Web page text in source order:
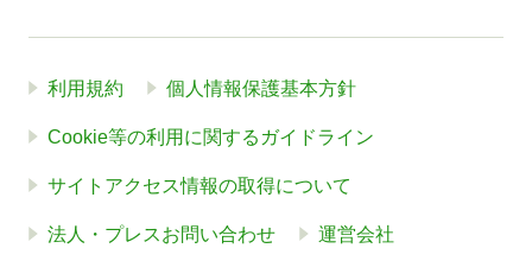
利用規約 個人情報保護基本方針
Cookie等の利用に関するガイドライン
サイトアクセス情報の取得について
法人・プレスお問い合わせ 運営会社